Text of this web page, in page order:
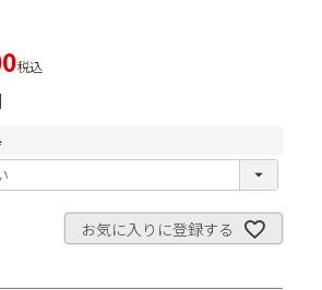
税込
お気に入りに登録する